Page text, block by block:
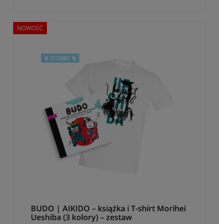
BUDO | AIKIDO – książka i T-shirt Morihei
Ueshiba (3 kolory) – zestaw
NOWOŚĆ